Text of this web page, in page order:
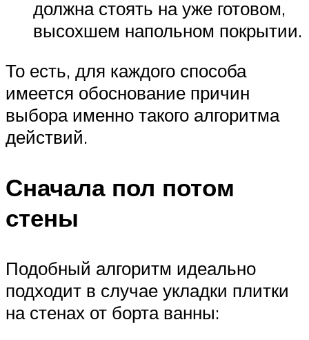
должна стоять на уже готовом,
высохшем напольном покрытии.
То есть, для каждого способа
имеется обоснование причин
выбора именно такого алгоритма
действий.
Сначала пол потом
стены
Подобный алгоритм идеально
подходит в случае укладки плитки
на стенах от борта ванны: